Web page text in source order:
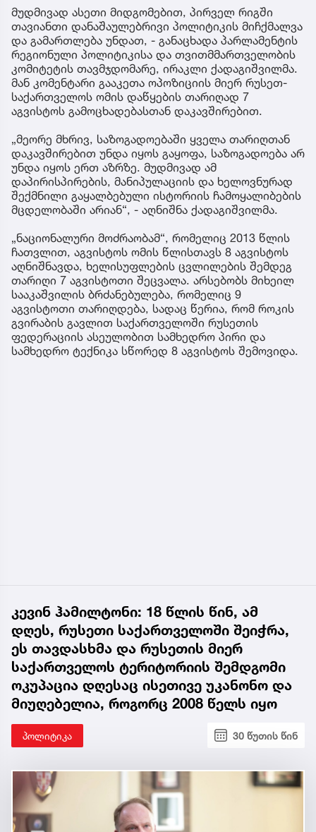
მუდმივად ასეთი მიდგომებით, პირველ რიგში
თავიანთი დანაშაულებრივი პოლიტიკის მიჩქმალვა
და გამართლება უნდათ, - განაცხადა პარლამენტის
რეგიონული პოლიტიკისა და თვითმმართველობის
კომიტეტის თავმჯდომარე, ირაკლი ქადაგიშვილმა.
მან კომენტარი გააკეთა ოპოზიციის მიერ რუსეთ-
საქართველოს ომის დაწყების თარიღად 7
აგვისტოს გამოცხადებასთან დაკავშირებით.
„მეორე მხრივ, საზოგადოებაში ყველა თარიღთან
დაკავშირებით უნდა იყოს გაყოფა, საზოგადოება არ
უნდა იყოს ერთ აზრზე. მუდმივად ამ
დაპირისპირების, მანიპულაციის და ხელოვნურად
შექმნილი გაყალბებული ისტორიის ჩამოყალიბების
მცდელობაში არიან“, - აღნიშნა ქადაგიშვილმა.
„ნაციონალური მოძრაობამ“, რომელიც 2013 წლის
ჩათვლით, აგვისტოს ომის წლისთავს 8 აგვისტოს
აღნიშნავდა, ხელისუფლების ცვლილების შემდეგ
თარიღი 7 აგვისტოთი შეცვალა. არსებობს მიხეილ
სააკაშვილის ბრძანებულება, რომელიც 9
აგვისტოთი თარიღდება, სადაც წერია, რომ როკის
გვირაბის გავლით საქართველოში რუსეთის
ფედერაციის ასეულობით სამხედრო პირი და
სამხედრო ტექნიკა სწორედ 8 აგვისტოს შემოვიდა.
კევინ ჰამილტონი: 18 წლის წინ, ამ
დღეს, რუსეთი საქართველოში შეიჭრა,
ეს თავდასხმა და რუსეთის მიერ
საქართველოს ტერიტორიის შემდგომი
ოკუპაცია დღესაც ისეთივე უკანონო და
მიუღებელია, როგორც 2008 წელს იყო
პოლიტიკა 30 წუთის წინ